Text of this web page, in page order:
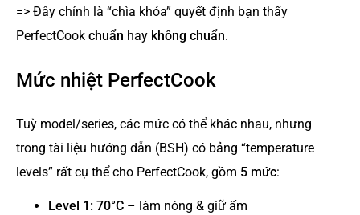
=> Đây chính là “chìa khóa” quyết định bạn thấy
PerfectCook chuẩn hay không chuẩn.
Mức nhiệt PerfectCook
Tuỳ model/series, các mức có thể khác nhau, nhưng
trong tài liệu hướng dẫn (BSH) có bảng “temperature
levels” rất cụ thể cho PerfectCook, gồm 5 mức:
Level 1: 70°C – làm nóng & giữ ấm